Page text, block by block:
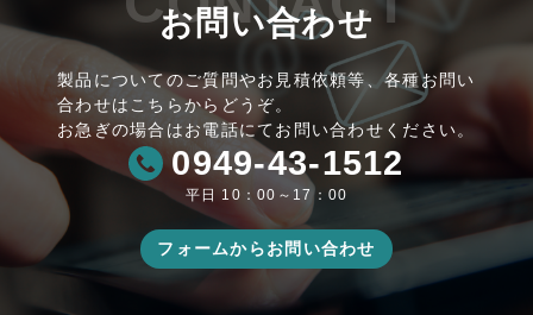
お問い合わせ
製品についてのご質問やお見積依頼等、各種お問い
合わせはこちらからどうぞ。
お急ぎの場合はお電話にてお問い合わせください。
0949-43-1512
平日 10：00～17：00
フォームからお問い合わせ